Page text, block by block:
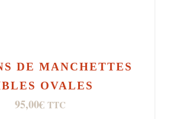
DE MANCHETTES
OVALES
95,00€ TTC